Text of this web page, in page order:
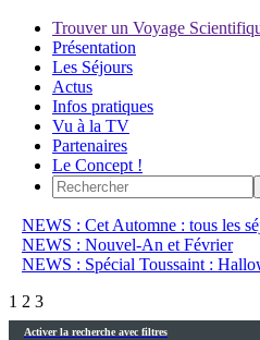
Trouver un Voyage
Présentation
Les Séjours
Actus
Infos pratiques
Vu à la TV
Partenaires
Le Concept !
NEWS : Cet Automne : tous les
NEWS : Nouvel-An et Février
NEWS : Spécial Toussaint :
1 2 3
Activer la recherche avec filtres